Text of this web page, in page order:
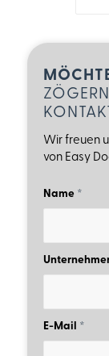
Wir freuen
von Easy
Name *
E-Mail *